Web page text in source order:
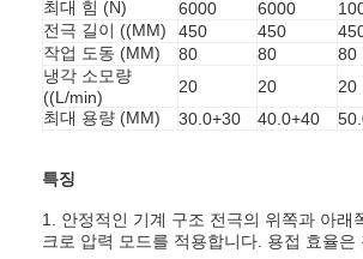
최대 힘 (N)
6000 6000
전극 길이 ((MM)
450 450
작업 도동 (MM)
80 80 80
냉각 소모량
((L/min)
20 20 20
최대 용량 (MM)
30.0+30 40.0+40
특징
1. 안정적인 기계 구조 전극의 위쪽과 아래
크로 압력 모드를 적용합니다. 용접 효율은